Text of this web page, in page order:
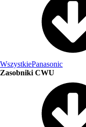
WszystkiePanasonic
Zasobniki CWU